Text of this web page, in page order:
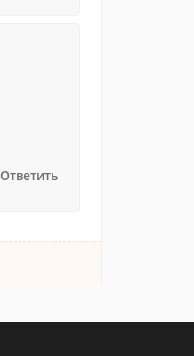
Ответить